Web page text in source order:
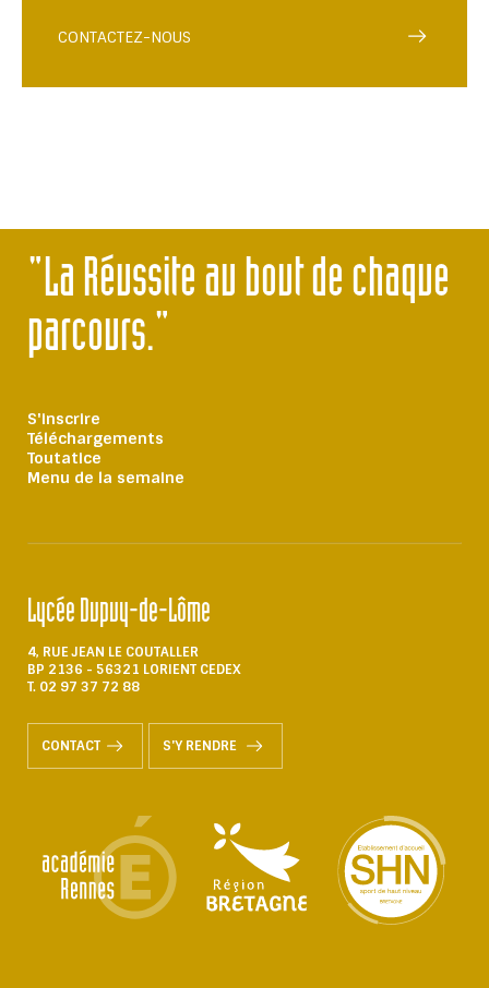
CONTACTEZ-NOUS
"La Réussite au bout de chaque
parcours."
S'inscrire
Téléchargements
Toutatice
Menu de la semaine
Lycée Dupuy-de-Lôme
4, RUE JEAN LE COUTALLER
BP 2136 - 56321 LORIENT CEDEX
T. 02 97 37 72 88
CONTACT S'Y RENDRE